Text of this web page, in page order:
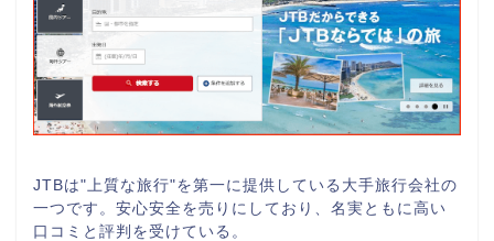
JTBは"上質な旅行"を第一に提供している大手旅行会社の
一つです。安心安全を売りにしており、名実ともに高い
口コミと評判を受けている。